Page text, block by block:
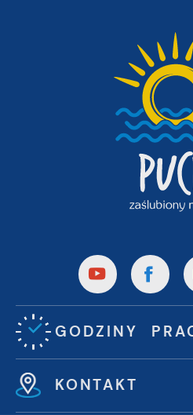
GODZINY
KONTAKT